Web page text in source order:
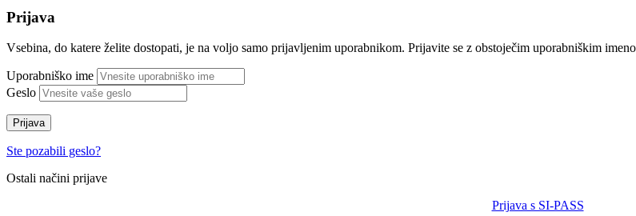
Prijava
Vsebina, do katere želite dostopati, je na voljo samo prijavljenim uporabnikom. Prijavite se z obstoječim uporabniškim
Uporabniško ime
Geslo
Prijava
Ste pozabili geslo?
Ostali načini prijave
Prijava s SI-PASS